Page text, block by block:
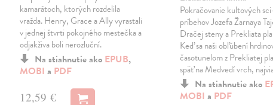
kamarátoch, ktorých rozdelila
vražda. Henry, Grace a Ally vyrastali
v jednej štvrti pokojného mestečka a
odjakživa boli nerozluční.
Na stiahnutie ako EPUB,
MOBI a PDF
12,59 €
Pokračovanie kultových
príbehov Jozefa Žarnaya
Dračej steny a Prekliata
Keď sa naši obľúbení
časotunelom z Prekliatej
späť na Medvedí vrch,
Na stiahnutie ako
MOBI a PDF